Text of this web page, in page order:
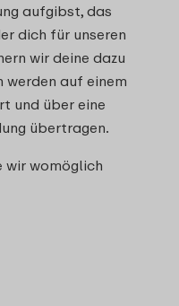
aufgibst, das
dich für unseren
wir deine dazu
werden auf einem
und über eine
übertragen.
wir womöglich